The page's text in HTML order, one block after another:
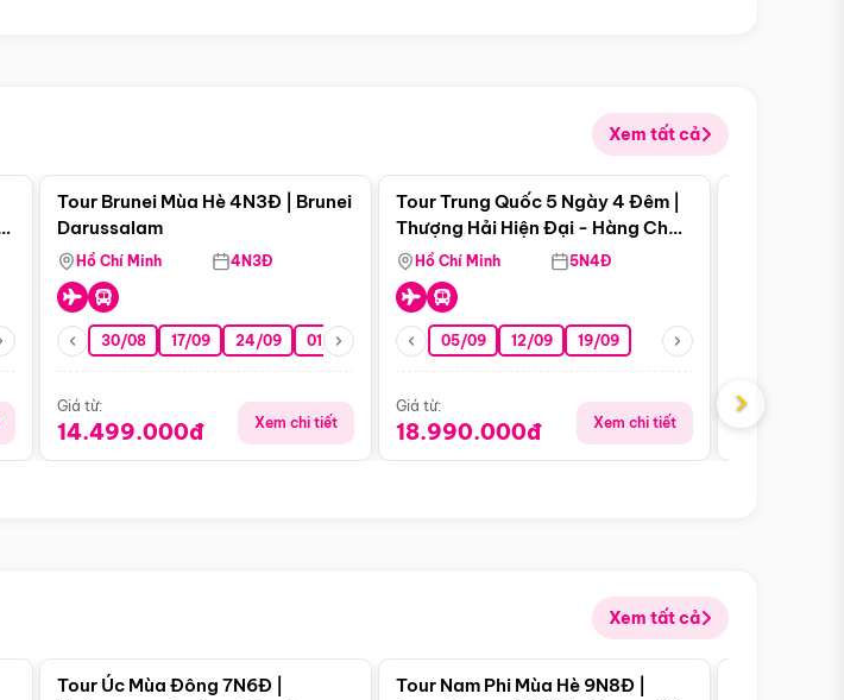
Xem tất cả
Tour Brunei Mùa Hè 4N3Đ | Brunei
Darussalam
Hồ Chí Minh 4N3Đ
30/08 17/09 24/09 01/10 15/10 29/10
Giá từ:
14.499.000đ Xem chi tiết
Điểm nổi bật
Tour Trung Quốc 5 Ngày 4 Đêm |
Thượng Hải Hiện Đại - Hàng Châu
Nên Thơ - Ô Trấn Cổ Kính
Hồ Chí Minh 5N4Đ
05/09 12/09 19/09
Giá từ:
18.990.000đ Xem chi tiết
Giá từ:
›
Xem tất cả
Tour Úc Mùa Đông 7N6Đ |
Điểm nổi bật
Tour Nam Phi Mùa Hè 9N8Đ |